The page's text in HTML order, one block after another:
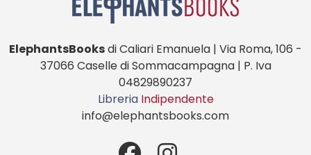
ElephantsBooksdi Caliari Emanuela | Via Roma, 106 -
37066 Caselle di Sommacampagna | P. Iva
04829890237
Libreria Indipendente
info@elephantsbooks.com